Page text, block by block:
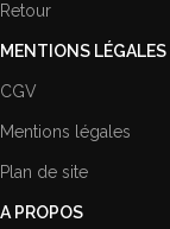
Retour
MENTIONS LÉGALES
CGV
Mentions légales
Plan de site
A PROPOS